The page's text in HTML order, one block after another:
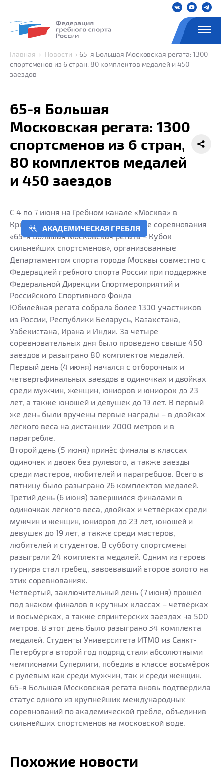
Главная Новости
65-я Большая Московская регата: 1300
спортсменов из 6 стран, 80 комплектов медалей и 450
заездов
65-я Большая
Московская регата: 1300
спортсменов из 6 стран,
80 комплектов медалей
и 450 заездов
АКАДЕМИЧЕСКАЯ ГРЕБЛЯ
С 4 по 7 июня на Гребном канале «Москва» в
Крылатском прошли международные соревнования
«65-я Большая Московская регата – Кубок
сильнейших спортсменов», организованные
Департаментом спорта города Москвы совместно с
Федерацией гребного спорта России при поддержке
Федеральной Дирекции Спортмероприятий и
Российского Спортивного Фонда
Юбилейная регата собрала более 1300 участников
из России, Республики Беларусь, Казахстана,
Узбекистана, Ирана и Индии. За четыре
соревновательных дня было проведено свыше 450
заездов и разыграно 80 комплектов медалей.
Первый день (4 июня) начался с отборочных и
четвертьфинальных заездов в одиночках и двойках
среди мужчин, женщин, юниоров и юниорок до 23
лет, а также юношей и девушек до 19 лет. В первый
же день были вручены первые награды – в двойках
лёгкого веса на дистанции 2000 метров и в
парагребле.
Второй день (5 июня) принёс финалы в классах
одиночек и двоек без рулевого, а также заезды
среди мастеров, любителей и парагребцов. Всего в
пятницу было разыграно 26 комплектов медалей.
Третий день (6 июня) завершился финалами в
одиночках лёгкого веса, двойках и четвёрках среди
мужчин и женщин, юниоров до 23 лет, юношей и
девушек до 19 лет, а также среди мастеров,
любителей и студентов. В субботу спортсмены
разыграли 24 комплекта медалей. Одним из героев
турнира стал гребец, завоевавший второе золото на
этих соревнованиях.
Четвёртый, заключительный день (7 июня) прошёл
под знаком финалов в крупных классах – четвёрках
и восьмёрках, а также спринтерских заездах на 500
метров. В этот день было разыграно 34 комплекта
медалей. Студенты Университета ИТМО из Санкт-
Петербурга второй год подряд стали абсолютными
чемпионами Суперлиги, победив в классе восьмёрок
с рулевым как среди мужчин, так и среди женщин.
65-я Большая Московская регата вновь подтвердила
статус одного из крупнейших международных
соревнований по академической гребле, объединив
сильнейших спортсменов на московской воде.
Похожие новости